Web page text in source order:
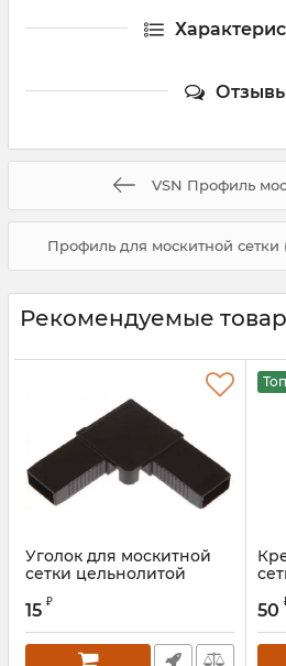
VSN Профиль
Профиль для москитной сетки
Рекомендуемые
Уголок для москитной
сетки цельнолитой
15 ₽ 50